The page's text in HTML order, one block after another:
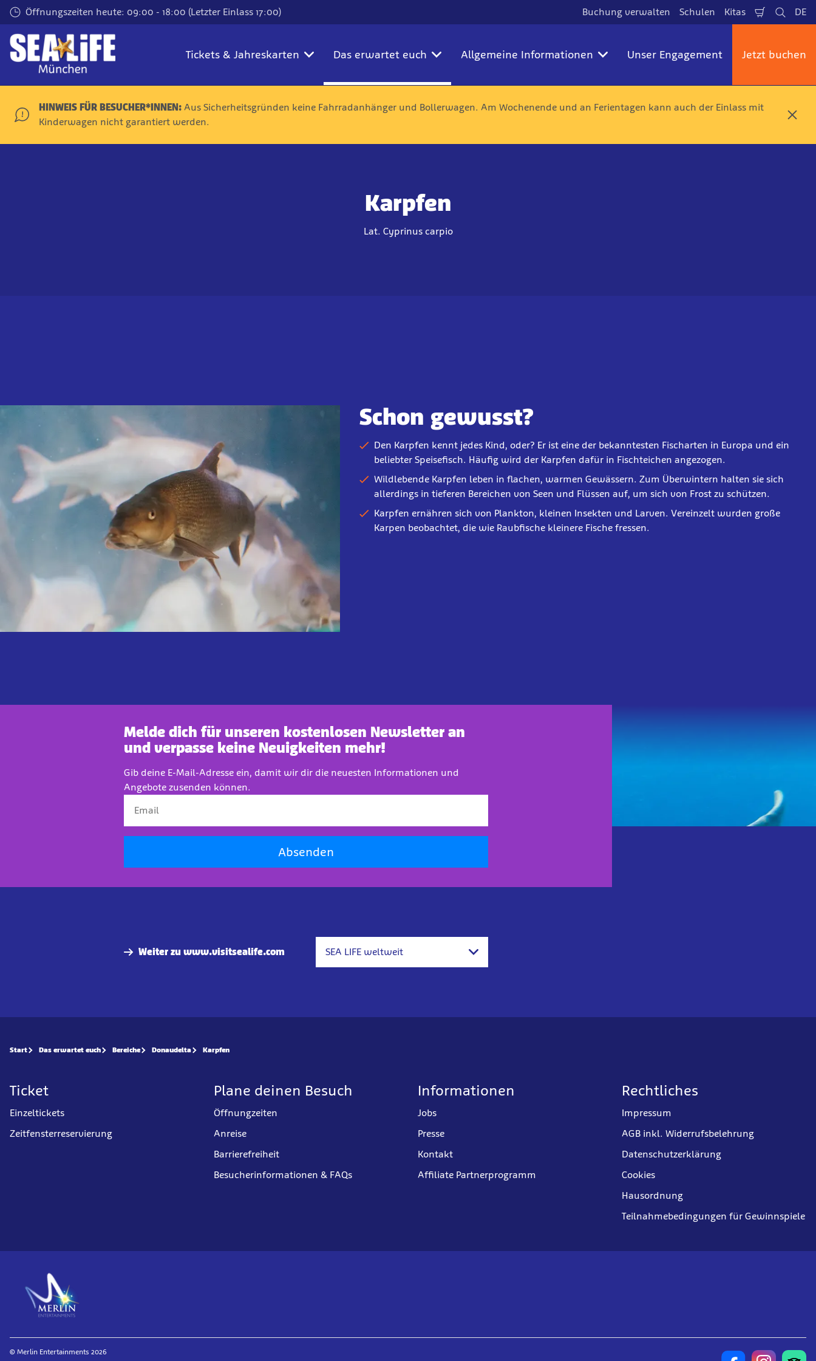
Zum
Hauptinhalt
springen
Öffnungszeiten heute: 09:00 - 18:00 (Letzter Einlass 17:00) Buchung verwalten Schulen Kitas Warenkorb
Suche
DE
Tickets & Jahreskarten Das erwartet euch Allgemeine Informationen Unser Engagement Jetzt buchen
HINWEIS FÜR BESUCHER*INNEN: Aus Sicherheitsgründen keine Fahrradanhänger und Bollerwagen. Am Wochenende und an Ferientagen kann auch der Einlass mit
Kinderwagen nicht garantiert werden.
S
h
Karpfen
Lat. Cyprinus carpio
Schon gewusst?
Den Karpfen kennt jedes Kind, oder? Er ist eine der bekanntesten Fischarten in Europa und ein
beliebter Speisefisch. Häufig wird der Karpfen dafür in Fischteichen angezogen.
Wildlebende Karpfen leben in flachen, warmen Gewässern. Zum Überwintern halten sie sich
allerdings in tieferen Bereichen von Seen und Flüssen auf, um sich von Frost zu schützen.
Karpfen ernähren sich von Plankton, kleinen Insekten und Larven. Vereinzelt wurden große
Karpen beobachtet, die wie Raubfische kleinere Fische fressen.
Melde dich für unseren kostenlosen Newsletter an
und verpasse keine Neuigkeiten mehr!
Gib deine E-Mail-Adresse ein, damit wir dir die neuesten Informationen und
Angebote zusenden können.
Absenden
Weiter zu www.visitsealife.com SEA LIFE weltweit
Start Das erwartet euch Bereiche Donaudelta Karpfen
Ticket
Einzeltickets
Zeitfensterreservierung
Plane deinen Besuch
Öffnungzeiten
Anreise
Barrierefreiheit
Besucherinformationen & FAQs
Informationen
Jobs
Presse
Kontakt
Affiliate Partnerprogramm
Rechtliches
Impressum
AGB inkl. Widerrufsbelehrung
Datenschutzerklärung
Cookies
Hausordnung
Teilnahmebedingungen für Gewinnspiele
© Merlin Entertainments 2026